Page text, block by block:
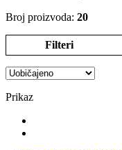
Broj proizvoda: 20
Filteri
Prikaz